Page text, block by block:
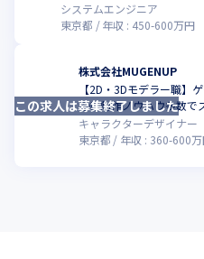
システムエンジニア
東京都
年収 : 450-600万円
株式会社MUGENUP
【2D・3Dモデラー職】
る◎制作ノウハウ多数で
キャラクターデザイナー
東京都
年収 : 360-600
この求人は募集終了しました